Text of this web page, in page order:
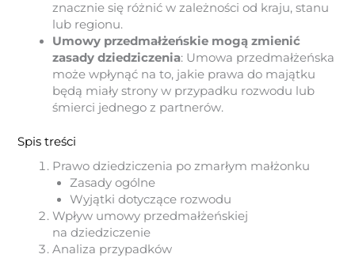
znacznie się różnić w zależności od kraju, stanu
lub regionu.
Umowy przedmałżeńskie mogą zmienić
zasady dziedziczenia: Umowa przedmałżeńska
może wpłynąć na to, jakie prawa do majątku
będą miały strony w przypadku rozwodu lub
śmierci jednego z partnerów.
Spis treści
Prawo dziedziczenia po zmarłym małżonku
Zasady ogólne
Wyjątki dotyczące rozwodu
Wpływ umowy przedmałżeńskiej
na dziedziczenie
Analiza przypadków